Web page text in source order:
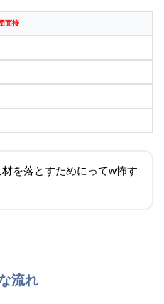
面接
を落とすためにってw怖す
流れ